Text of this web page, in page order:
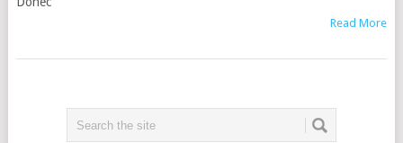
Read More